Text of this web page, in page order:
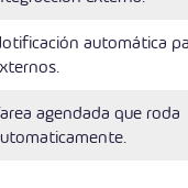
automática
agendada que roda